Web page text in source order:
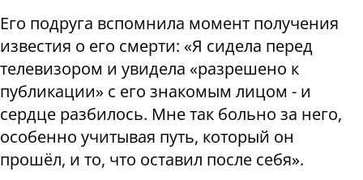
Его подруга вспомнила момент получения
известия о его смерти: «Я сидела перед
телевизором и увидела «разрешено к
публикации» с его знакомым лицом - и
сердце разбилось. Мне так больно за него,
особенно учитывая путь, который он
прошёл, и то, что оставил после себя».